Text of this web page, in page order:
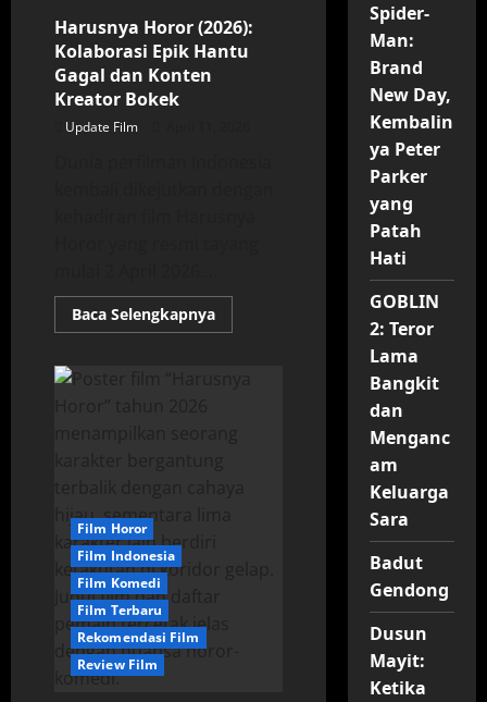
Harusnya Horor (2026):
Kolaborasi Epik Hantu
Gagal dan Konten
Kreator Bokek
Update Film
Baca SelengkapnyaRead
more
Film Horor
Film Indonesia
Film Komedi
Film Terbaru
Rekomendasi Film
Review Film
Spider-
Man:
Brand
New Day,
Kembalin
ya Peter
Parker
yang
Patah
Hati
GOBLIN
2: Teror
Lama
Bangkit
dan
Menganc
am
Keluarga
Sara
Badut
Gendong
Dusun
Mayit:
Ketika